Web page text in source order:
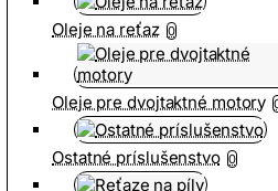
Oleje na reťaz 0
Oleje pre dvojtaktné motory
Ostatné príslušenstvo 0